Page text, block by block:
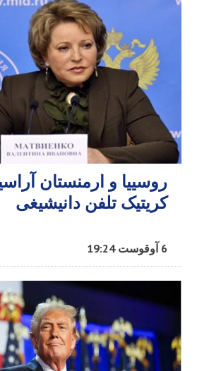
روسییا و ارمنستان
کریتیک تلفن دانیشیغی
6 آوقوست 19:24